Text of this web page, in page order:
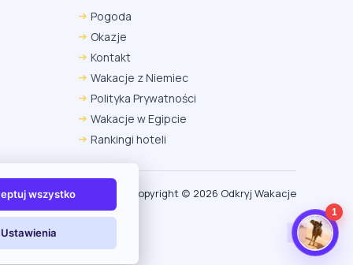
Pogoda
Okazje
Kontakt
Wakacje z Niemiec
Polityka Prywatności
Wakacje w Egipcie
Rankingi hoteli
Copyright (c) 2026 Odkryj Wakacje
1
Edge
Ustawienia → Prywatność i bezpieczeństwo → Pliki
cookie innych firm → ustaw „Zezwalaj”.
Na czas rezerwacji nie blokuj cookies i śledzenia dla tej
Na czas rezerwacji nie korzystaj z trybu incognito.
wszystko
Ustawienia